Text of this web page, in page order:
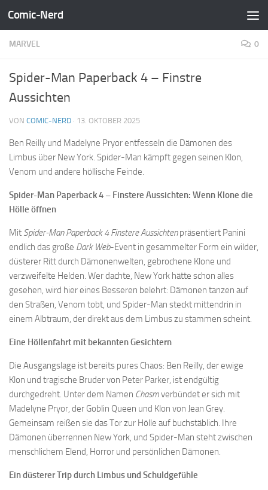
Zum Inhalt springen
Comic-Nerd
MARVEL 0
Spider-Man Paperback 4 – Finstre
Aussichten
VON COMIC-NERD · 13. OKTOBER 2025
Ben Reilly und Madelyne Pryor entfesseln die Dämonen des
Limbus über New York. Spider-Man kämpft gegen seinen Klon,
Venom und andere höllische Feinde.
Spider-Man Paperback 4 – Finstere Aussichten: Wenn Klone die
Hölle öffnen
Mit Spider-Man Paperback 4 Finstere Aussichtenpräsentiert Panini
endlich das große Dark Web-Event in gesammelter Form ein wilder,
düsterer Ritt durch Dämonenwelten, gebrochene Klone und
verzweifelte Helden. Wer dachte, New York hätte schon alles
gesehen, wird hier eines Besseren belehrt: Dämonen tanzen auf
den Straßen, Venom tobt, und Spider-Man steckt mittendrin in
einem Albtraum, der direkt aus dem Limbus zu stammen scheint.
Eine Höllenfahrt mit bekannten Gesichtern
Die Ausgangslage ist bereits pures Chaos: Ben Reilly, der ewige
Klon und tragische Bruder von Peter Parker, ist endgültig
durchgedreht. Unter dem Namen Chasmverbündet er sich mit
Madelyne Pryor, der Goblin Queen und Klon von Jean Grey.
Gemeinsam reißen sie das Tor zur Hölle auf buchstäblich. Ihre
Dämonen überrennen New York, und Spider-Man steht zwischen
menschlichem Elend, Horror und persönlichen Dämonen.
Ein düsterer Trip durch Limbus und Schuldgefühle